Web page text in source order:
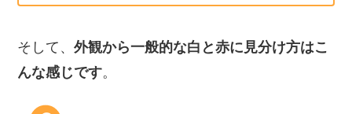
そして、外観から一般的な白と赤に見分け方はこ
んな感じです。